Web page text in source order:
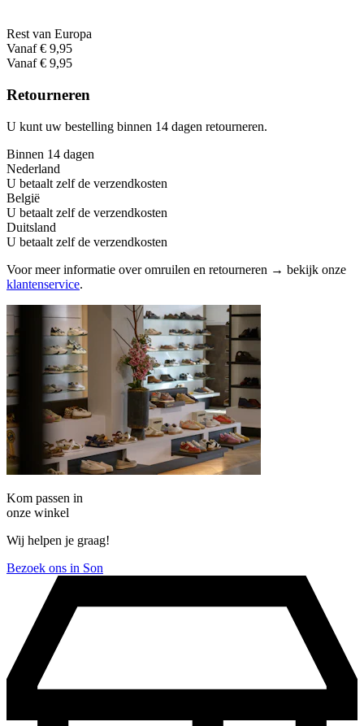
Rest van Europa
Vanaf € 9,95
Vanaf € 9,95
Retourneren
U kunt uw bestelling binnen 14 dagen retourneren.
Binnen 14 dagen
Nederland
U betaalt zelf de verzendkosten
België
U betaalt zelf de verzendkosten
Duitsland
U betaalt zelf de verzendkosten
Voor meer informatie over omruilen en retourneren → bekijk onze
klantenservice.
Kom passen in
onze winkel
Wij helpen je graag!
Bezoek ons in Son